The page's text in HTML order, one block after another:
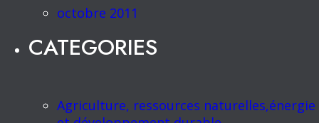
octobre 2011
CATEGORIES
Agriculture, ressources naturelles,énergie